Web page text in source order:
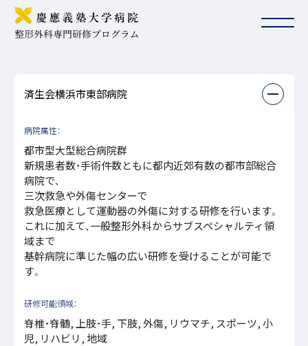
説明会
Program
- プログラム概要
- 研修の特徴
Affiliated Hospitals
Keio Ortho Times
慶大整形タイムズ
済生会横浜市東部病院
病院属性：
都市型大型総合病院群
新規患者数・手術件数ともに都内近郊有数の都市部総合
病院で、
三次救急や外傷センターで
救急医療として運動器の外傷に対する研修を行います。
これに加えて、一般整形外科からサブスペシャルティ領
域まで
基幹病院に準じた幅の広い研修を受けることが可能で
す。
研修可能領域：
脊椎・脊髄, 上肢・手, 下肢, 外傷, リウマチ, スポーツ, 小
児, リハビリ, 地域